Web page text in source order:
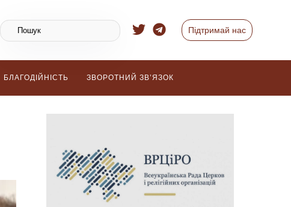
Підтримай нас
БЛАГОДІЙНІСТЬ ЗВОРОТНИЙ ЗВ’ЯЗОК